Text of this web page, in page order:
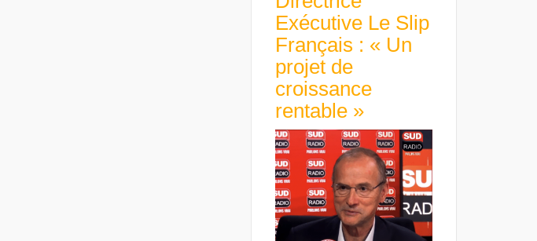
Exécutive Le Slip
Français : « Un
projet de
croissance
rentable »